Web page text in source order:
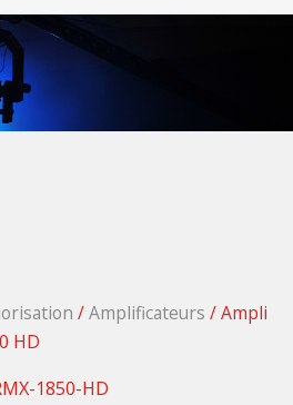
/Amplificateurs / Ampli
HD